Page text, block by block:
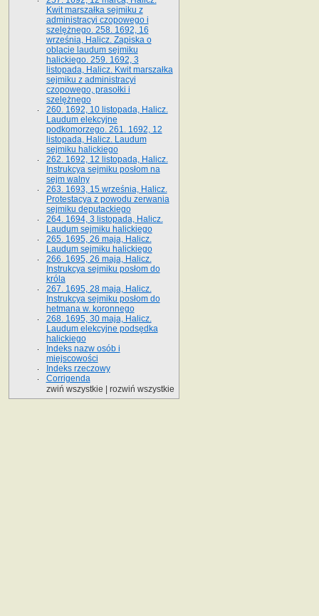
Kwit marszałka sejmiku z
administracyi czopowego i
szelężnego. 258. 1692, 16
września, Halicz. Zapiska o
oblacie laudum sejmiku
halickiego. 259. 1692, 3
listopada, Halicz. Kwit marszałka
sejmiku z administracyi
czopowego, prasołki i
szelężnego
260. 1692, 10 listopada, Halicz.
Laudum elekcyjne
podkomorzego. 261. 1692, 12
listopada, Halicz. Laudum
sejmiku halickiego
262. 1692, 12 listopada, Halicz.
Instrukcya sejmiku posłom na
sejm walny
263. 1693, 15 września, Halicz.
Protestacya z powodu zerwania
sejmiku deputackiego
264. 1694, 3 listopada, Halicz.
Laudum sejmiku halickiego
265. 1695, 26 maja, Halicz.
Laudum sejmiku halickiego
266. 1695, 26 maja, Halicz.
Instrukcya sejmiku posłom do
króla
267. 1695, 28 maja, Halicz.
Instrukcya sejmiku posłom do
hetmana w. koronnego
268. 1695, 30 maja, Halicz.
Laudum elekcyjne podsędka
halickiego
Indeks nazw osób i
miejscowości
Indeks rzeczowy
Corrigenda
zwiń wszystkie
rozwiń wszystkie